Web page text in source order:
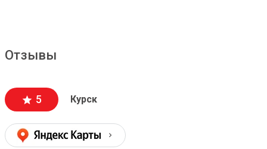
Отзывы
5 Курск